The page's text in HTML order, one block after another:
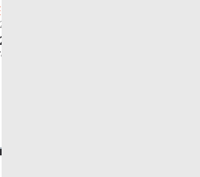
ESSAIS
Gran Coupé (2025) - Gran Coupé
public